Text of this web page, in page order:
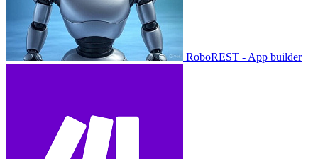
RoboREST - App builder